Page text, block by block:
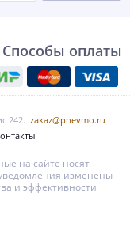
Способы оплаты
242. zakaz@pnevmo.ru
на сайте носят
изменены
и эффективности